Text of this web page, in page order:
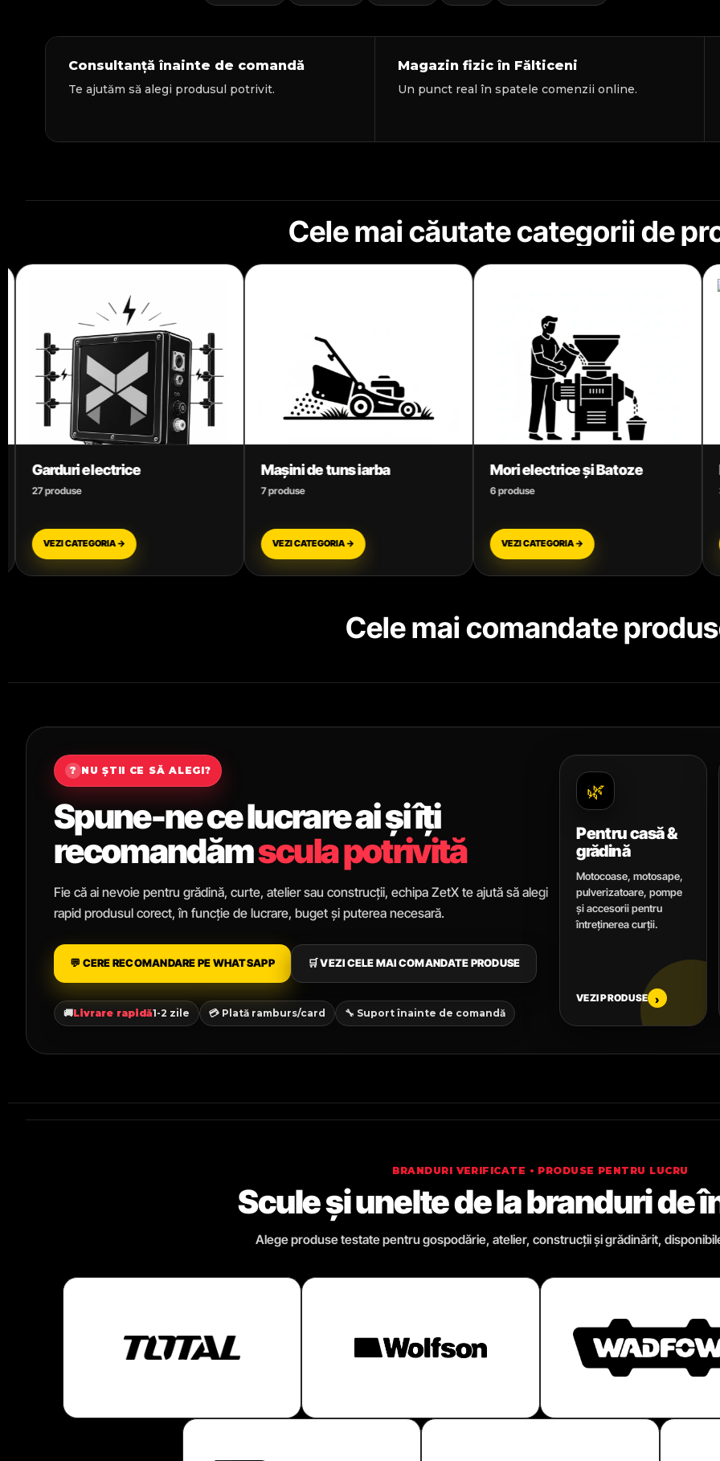
Consultanță înainte de comandă
Te ajutăm să alegi produsul potrivit.
Magazin fizic în Fălticeni
Un punct real în spatele comenzii online.
Cele mai căutate categorii de
Mașini de tuns iarba
VEZI CATEGORIA →
Mori electrice și Batoze
VEZI CATEGORIA →
Motoare termice benzină
VEZI CATEGORIA →
Cele mai comandate
? NU ȘTII CE SĂ ALEGI?
Spune-ne ce lucrare ai și îți
recomandămscula potrivită
Fie că ai nevoie pentru grădină, curte, atelier sau construcții, echipa ZetX te ajută să alegi
rapid produsul corect, în funcție de lucrare, buget și puterea necesară.
💬 CERE RECOMANDARE PE WHATSAPP 🛒 VEZI CELE MAI COMANDATE PRODUSE
🚚Livrare rapidă1-2 zile 💳 Plată ramburs/card 🔧 Suport înainte de comandă
🌿
Pentru casă &
grădină
Motocoase, motosape,
pulverizatoare, pompe
și accesorii pentru
întreținerea curții.
VEZI PRODUSE ›
BRANDURI VERIFICATE • PRODUSE PENTRU LUCRU
Scule și unelte de la branduri de
Alege produse testate pentru gospodărie, atelier, construcții și grădinărit,